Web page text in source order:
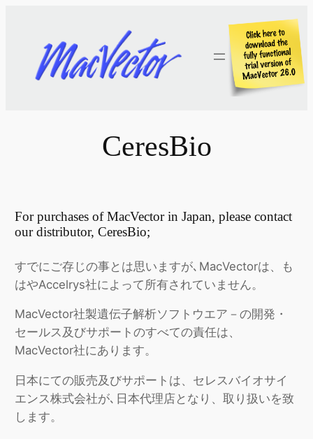
content
CeresBio
For purchases of MacVector in Japan, please contact
our distributor, CeresBio;
すでにご存じの事とは思いますが､MacVectorは、も
はやAccelrys社によって所有されていません。
MacVector社製遺伝子解析ソフトウエア－の開発・
セールス及びサポートのすべての責任は、
MacVector社にあります。
日本にての販売及びサポートは、セレスバイオサイ
エンス株式会社が､日本代理店となり、取り扱いを致
します。